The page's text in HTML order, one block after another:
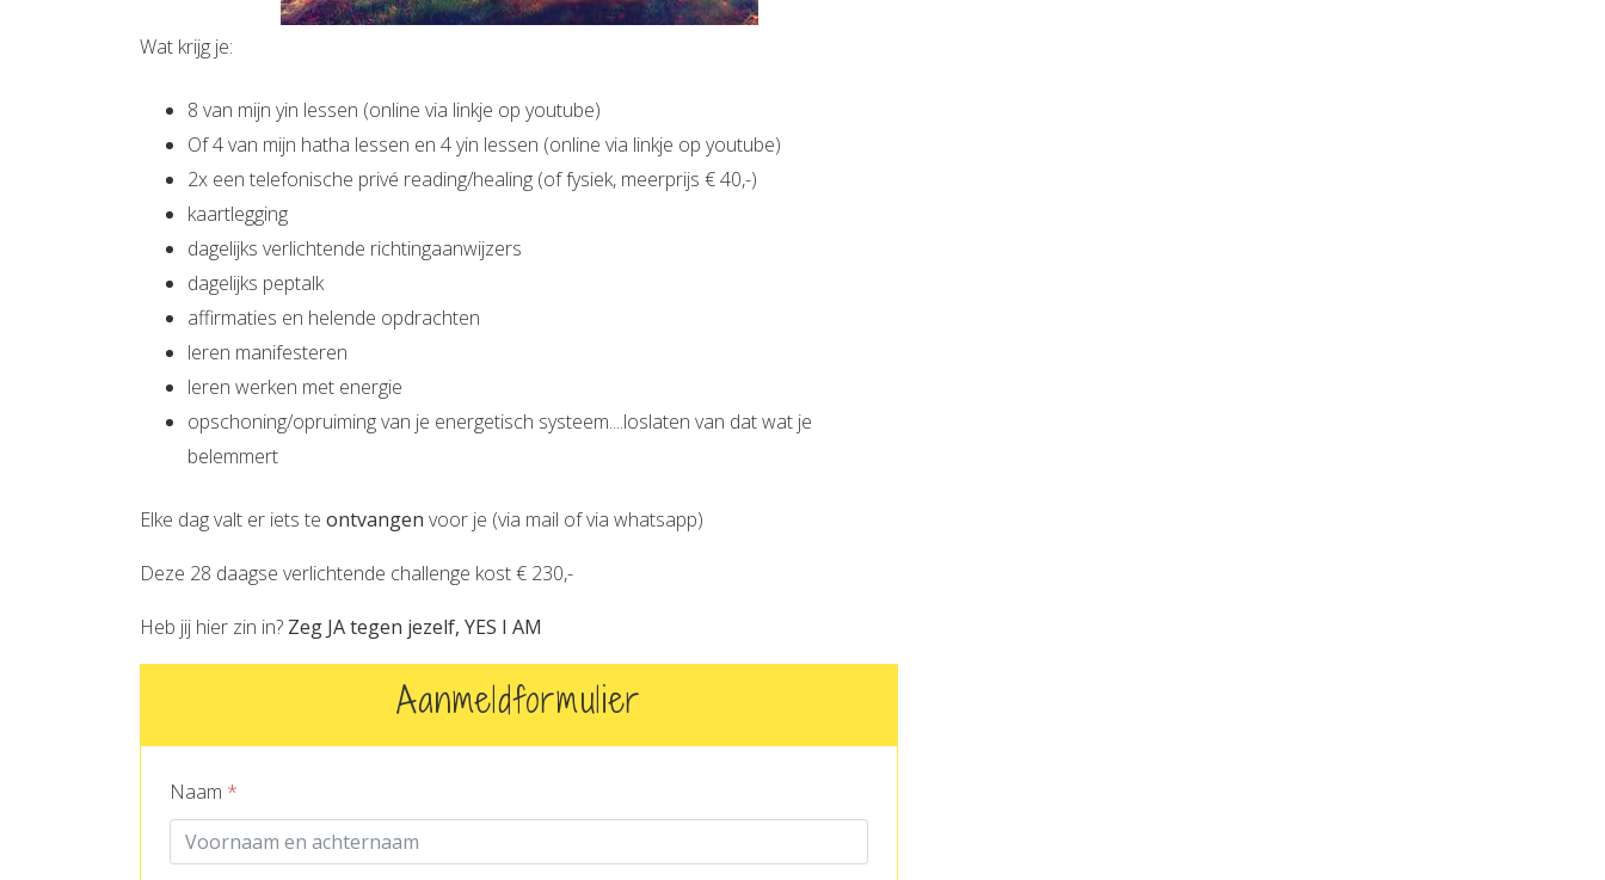
Wat krijg je:
8 van mijn yin lessen (online via linkje op youtube)
Of 4 van mijn hatha lessen en 4 yin lessen (online via linkje op youtube)
2x een telefonische privé reading/healing (of fysiek, meerprijs € 40,-)
kaartlegging
dagelijks verlichtende richtingaanwijzers
dagelijks peptalk
affirmaties en helende opdrachten
leren manifesteren
leren werken met energie
opschoning/opruiming van je energetisch systeem....loslaten van dat wat je
belemmert
Elke dag valt er iets te ontvangen voor je (via mail of via whatsapp)
Deze 28 daagse verlichtende challenge kost € 230,-
Heb jij hier zin in? Zeg JA tegen jezelf, YES I AM
Aanmeldformulier
Naam *